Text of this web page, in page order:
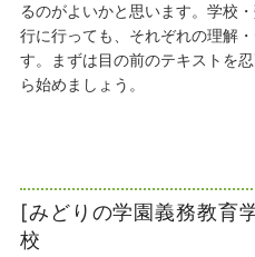
るのがよいかと思います。学校
行に行っても、それぞれの理解
す。まずは目の前のテキストを
ら始めましょう。
[みどりの学園義務教育
校